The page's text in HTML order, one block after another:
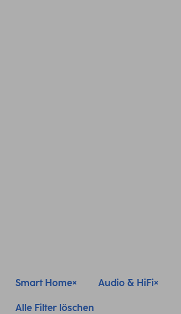
Smart Home Audio & HiFi
Alle Filter löschen